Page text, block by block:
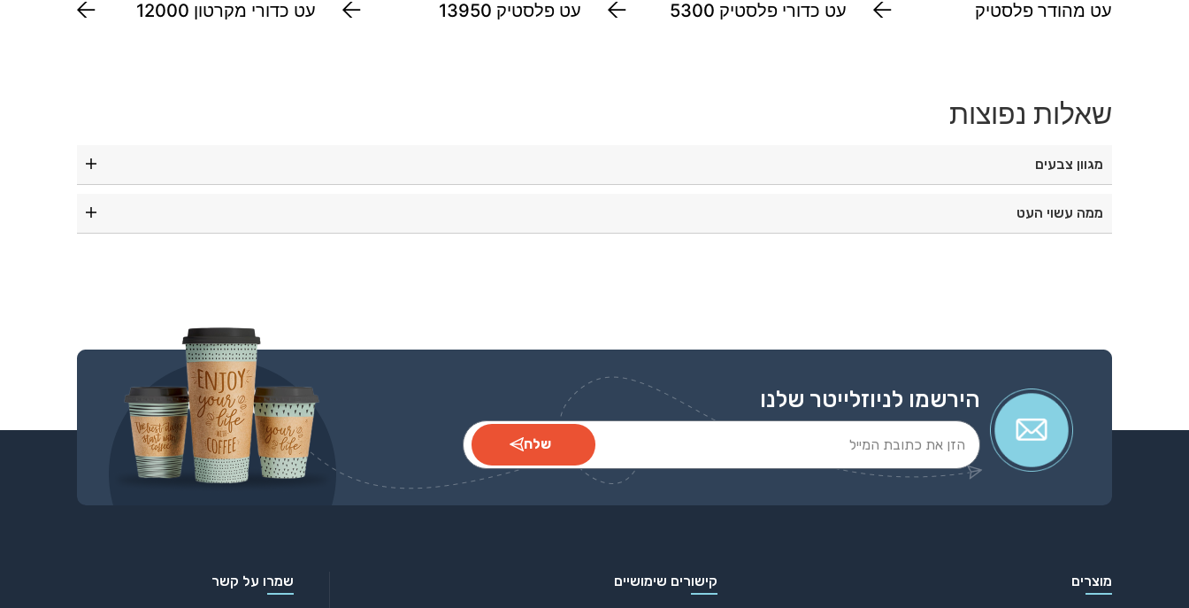
עט מהודר פלסטיק
עט כדורי פלסטיק 5300 עט פלסטיק 13950 עט כדורי מקרטון 12000
שאלות נפוצות
מגוון צבעים
ממה עשוי העט
הירשמו לניוזלייטר שלנו
שלח
Alternative:
מוצרים קישורים שימושיים שמרו על קשר